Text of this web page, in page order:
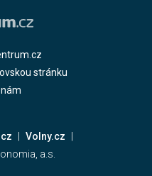
stránku
Volny.cz
a.s.